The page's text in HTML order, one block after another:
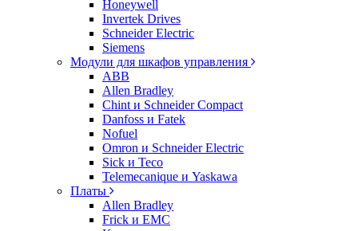
Honeywell
Invertek Drives
Schneider Electric
Siemens
Модули для шкафов управления
ABB
Allen Bradley
Chint и Schneider Compact
Danfoss и Fatek
Nofuel
Omron и Schneider Electric
Sick и Teco
Telemecanique и Yaskawa
Платы
Allen Bradley
Frick и EMC